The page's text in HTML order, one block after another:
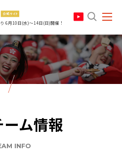
6月10日(水)～14日(日)開催！
search
ム情報
INFO